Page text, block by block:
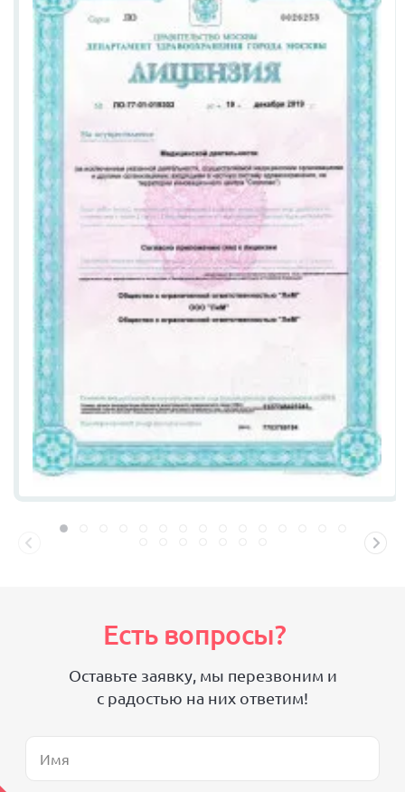
Есть вопросы?
Оставьте заявку, мы перезвоним и
с радостью на них ответим!